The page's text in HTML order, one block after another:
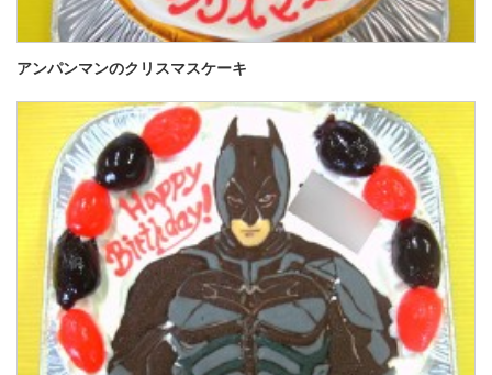
アンパンマンのクリスマスケーキ